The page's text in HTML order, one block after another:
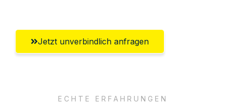
Jetzt unverbindlich anfragen
ECHTE ERFAHRUNGEN